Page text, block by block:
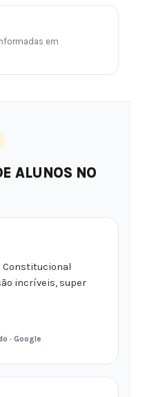
em
ALUNOS NO
Constitucional
incríveis, super
· Google